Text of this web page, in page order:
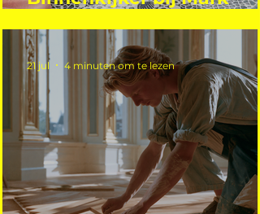
21 jul 4 minuten om te lezen